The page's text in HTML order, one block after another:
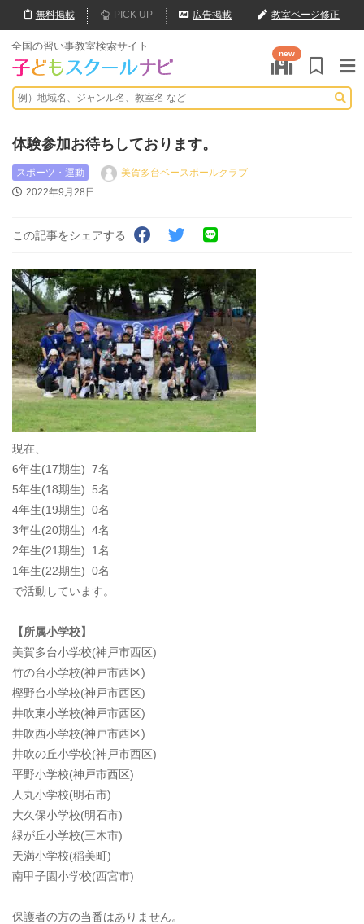
無料掲載 PICK UP 広告掲載 教室ページ修正
全国の習い事教室検索サイト
new
体験参加お待ちしております。
スポーツ・運動
美賀多台ベースボールクラブ
2022年9月28日
この記事をシェアする
現在、
6年生(17期生) 7名
5年生(18期生) 5名
4年生(19期生) 0名
3年生(20期生) 4名
2年生(21期生) 1名
1年生(22期生) 0名
で活動しています。
【所属小学校】
美賀多台小学校(神戸市西区)
竹の台小学校(神戸市西区)
樫野台小学校(神戸市西区)
井吹東小学校(神戸市西区)
井吹西小学校(神戸市西区)
井吹の丘小学校(神戸市西区)
平野小学校(神戸市西区)
人丸小学校(明石市)
大久保小学校(明石市)
緑が丘小学校(三木市)
天満小学校(稲美町)
南甲子園小学校(西宮市)
保護者の方の当番はありません。